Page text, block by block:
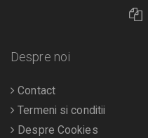
Despre noi
Contact
Termeni si conditii
Despre Cookies